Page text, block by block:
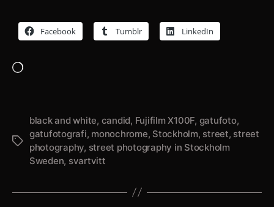
Facebook Tumblr LinkedIn
Etiketter
black and white, candid, Fujifilm X100F, gatufoto,
gatufotografi, monochrome, Stockholm, street, street
photography, street photography in Stockholm
Sweden, svartvitt